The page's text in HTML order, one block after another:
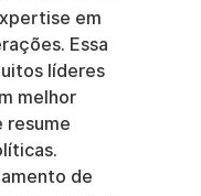
em
Essa
líderes
melhor
resume
de